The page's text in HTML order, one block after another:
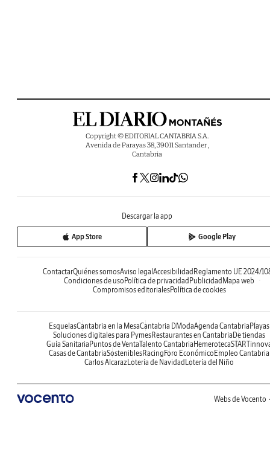
Copyright © EDITORIAL CANTABRIA S.A.
Avenida de Parayas 38, 39011 Santander ,
Cantabria
Descargar la app
App Store Google Play
ContactarQuiénes somosAviso legalAccesibilidadReglamento UE 2024/
Condiciones de usoPolítica de privacidadPublicidadMapa web
Compromisos editorialesPolítica de cookies
EsquelasCantabria en la MesaCantabria DModaAgenda CantabriaPlayas
Soluciones digitales para PymesRestaurantes en CantabriaDe tiendas
Guía SanitariaPuntos de VentaTalento CantabriaHemeroteca
Casas de CantabriaSosteniblesRacingForo EconómicoEmpleo Cantabria
Carlos AlcarazLotería de NavidadLotería del Niño
Webs de Vocento